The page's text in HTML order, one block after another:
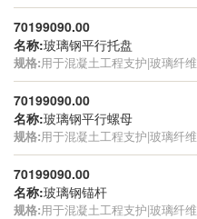
70199090.00
名称:玻璃钢平行托盘
规格:用于混凝土工程支护|玻璃纤维
70199090.00
名称:玻璃钢平行螺母
规格:用于混凝土工程支护|玻璃纤维
70199090.00
名称:玻璃钢锚杆
规格:用于混凝土工程支护|玻璃纤维